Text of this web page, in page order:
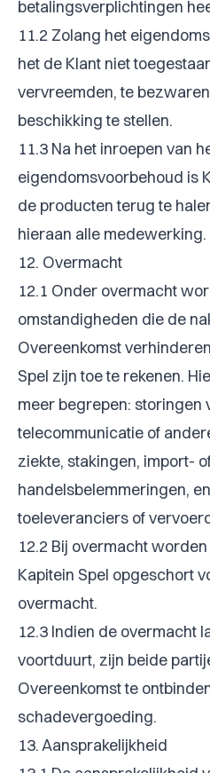
betalingsverplichtingen
11.2 Zolang het
het de Klant niet
vervreemden, te
beschikking te stellen.
11.3 Na het inroepen van
eigendomsvoorbehoud is
de producten terug te
hieraan alle medewerking.
12. Overmacht
12.1 Onder overmacht
omstandigheden die de
Overeenkomst
Spel zijn toe te rekenen.
meer begrepen: storingen
telecommunicatie of
ziekte, stakingen, import-
handelsbelemmeringen,
toeleveranciers of
12.2 Bij overmacht
Kapitein Spel opgeschort
overmacht.
12.3 Indien de overmacht
voortduurt, zijn beide
Overeenkomst te
schadevergoeding.
13. Aansprakelijkheid